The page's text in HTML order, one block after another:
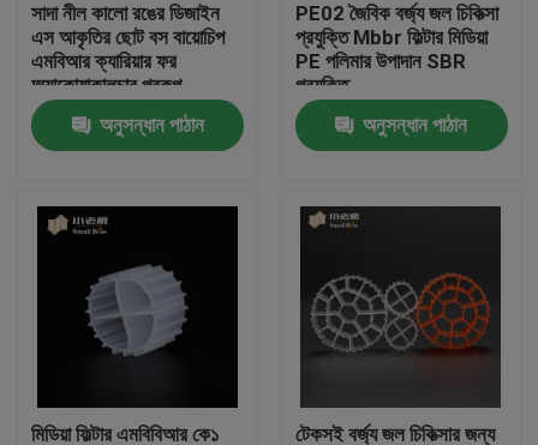
মান নিয়ন্ত্রণ
আমাদের সাথে যোগাযোগ করুন
ব্লগ
উদ্ধৃতির জন্য আবেদন
এমবিবিআর ফিল্টার মিডিয়া
এমবিবিআর বায়ো মিডিয়া
সাদা নীল কালো রঙের ডিজাইন
এস আকৃতির ছোট বস বায়োচিপ
এমবিআর ক্যারিয়ার ফর
অ্যাকোয়াকালচার প্রকল্প
অনুসন্ধান পাঠান
PE02 জৈবিক বর্জ্য জল চিকিত্সা
প্রযুক্তি Mbbr ফিল্টার মিডিয়া
PE পলিমার উপাদান SBR
প্রযুক্তি
অনুসন্ধান পাঠান
মিডিয়া ফিল্টার এমবিবিআর কে১ টেকসই বর্জ্য জল চিকিত্সার জন্য